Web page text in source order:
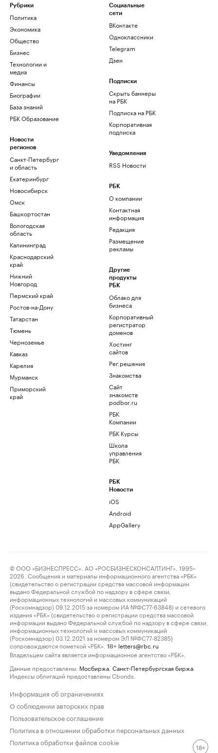
Рубрики
Политика
Экономика
Общество
Бизнес
Технологии и
медиа
Финансы
Биографии
База знаний
РБК Образование
Новости
регионов
Санкт-Петербург
и область
Екатеринбург
Новосибирск
Омск
Башкортостан
Вологодская
область
Калининград
Краснодарский
край
Нижний
Новгород
Пермский край
Ростов-на-Дону
Татарстан
Тюмень
Черноземье
Кавказ
Карелия
Мурманск
Приморский
край
Социальные
сети
ВКонтакте
Одноклассники
Telegram
Дзен
Подписки
Скрыть баннеры
на РБК
Подписка на РБК
Корпоративная
подписка
Уведомления
RSS Новости
РБК
О компании
Контактная
информация
Редакция
Размещение
рекламы
Другие
продукты
РБК
Облако для
бизнеса
Корпоративный
регистратор
доменов
Хостинг
сайтов
Рег.решения
Знакомства
Сайт
знакомств
podbor.ru
РБК
Компании
РБК Курсы
Школа
управления
РБК
РБК
Новости
iOS
Android
AppGallery
© ООО «БИЗНЕСПРЕСС», АО «РОСБИЗНЕСКОНСАЛТИНГ», 1995–
2026. Сообщения и материалы информационного агентства «РБК»
(свидетельство о регистрации средства массовой информации
выдано Федеральной службой по надзору в сфере связи,
информационных технологий и массовых коммуникаций
(Роскомнадзор) 09.12.2015 за номером ИА №ФС77-63848) и сетевого
издания «РБК» (свидетельство о регистрации средства массовой
информации выдано Федеральной службой по надзору в сфере связи,
информационных технологий и массовых коммуникаций
(Роскомнадзор) 03.12.2021 за номером ЭЛ №ФС77-82385)
сопровождаются пометкой «РБК».
18+ letters@rbc.ru
Владельцем сайта является информационное агентство «РБК».
Данные предоставлены: Мосбиржа Санкт-Петербургская биржа
Индексы облигаций предоставлены Cbonds.
Информация об ограничениях
О соблюдении авторских прав
Пользовательское соглашение
Политика в отношении обработки персональных данных
Политика обработки файлов cookie
18+